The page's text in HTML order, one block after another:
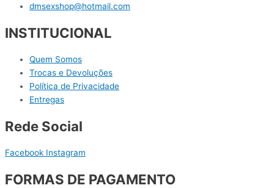
dmsexshop@hotmail.com
INSTITUCIONAL
Quem Somos
Trocas e Devoluções
Política de Privacidade
Entregas
Rede Social
Facebook Instagram
FORMAS DE PAGAMENTO